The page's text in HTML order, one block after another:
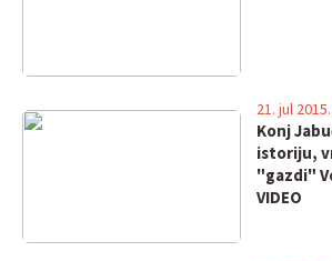
Konj
istoriju,
"gazdi"
VIDEO
21. jul